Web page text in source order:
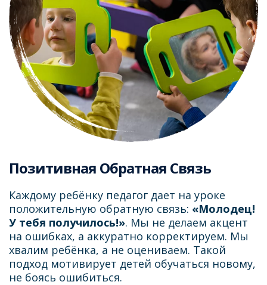
Позитивная Обратная Связь
Каждому ребёнку педагог дает на уроке
положительную обратную связь: «Молодец!
У тебя получилось!». Мы не делаем акцент
на ошибках, а аккуратно корректируем. Мы
хвалим ребёнка, а не оцениваем. Такой
подход мотивирует детей обучаться новому,
не боясь ошибиться.